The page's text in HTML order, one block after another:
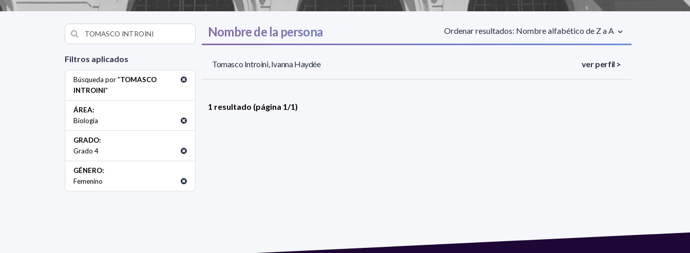
Filtros aplicados
Búsqueda por "TOMASCO
INTROINI"
ÁREA:
Biología
GRADO:
Grado 4
GÉNERO:
Femenino
Nombre de la persona Ordenar resultados: Nombre alfabético de Z a A
Tomasco Introini, Ivanna Haydée ver perfil >
1 resultado (página 1/1)